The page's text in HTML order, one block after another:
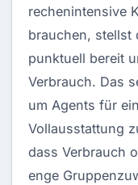
rechenintensive
brauchen, stellst
punktuell bereit
Verbrauch. Das
um Agents für
Vollausstattung
dass Verbrauch
enge